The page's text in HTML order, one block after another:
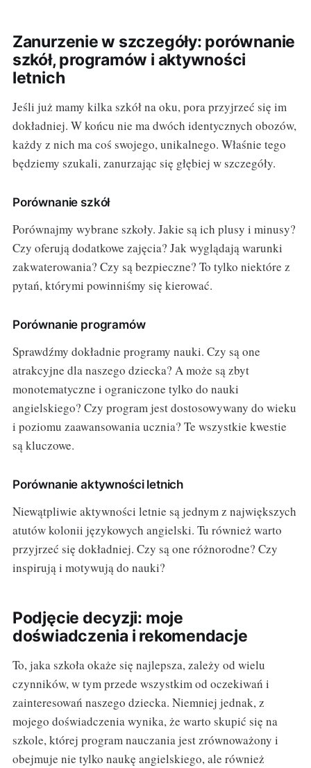
Zanurzenie w szczegóły: porównanie
szkół, programów i aktywności
letnich
Jeśli już mamy kilka szkół na oku, pora przyjrzeć się im
dokładniej. W końcu nie ma dwóch identycznych obozów,
każdy z nich ma coś swojego, unikalnego. Właśnie tego
będziemy szukali, zanurzając się głębiej w szczegóły.
Porównanie szkół
Porównajmy wybrane szkoły. Jakie są ich plusy i minusy?
Czy oferują dodatkowe zajęcia? Jak wyglądają warunki
zakwaterowania? Czy są bezpieczne? To tylko niektóre z
pytań, którymi powinniśmy się kierować.
Porównanie programów
Sprawdźmy dokładnie programy nauki. Czy są one
atrakcyjne dla naszego dziecka? A może są zbyt
monotematyczne i ograniczone tylko do nauki
angielskiego? Czy program jest dostosowywany do wieku
i poziomu zaawansowania ucznia? Te wszystkie kwestie
są kluczowe.
Porównanie aktywności letnich
Niewątpliwie aktywności letnie są jednym z największych
atutów kolonii językowych angielski. Tu również warto
przyjrzeć się dokładniej. Czy są one różnorodne? Czy
inspirują i motywują do nauki?
Podjęcie decyzji: moje
doświadczenia i rekomendacje
To, jaka szkoła okaże się najlepsza, zależy od wielu
czynników, w tym przede wszystkim od oczekiwań i
zainteresowań naszego dziecka. Niemniej jednak, z
mojego doświadczenia wynika, że warto skupić się na
szkole, której program nauczania jest zrównoważony i
obejmuje nie tylko naukę angielskiego, ale również